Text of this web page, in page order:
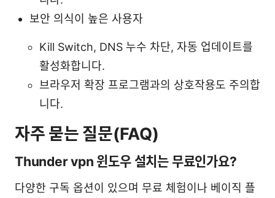
보안 의식이 높은 사용자
Kill Switch, DNS 누수 차단, 자동 업데이트를
활성화합니다.
브라우저 확장 프로그램과의 상호작용도 주의합
니다.
자주 묻는 질문(FAQ)
Thunder vpn 윈도우 설치는 무료인가요?
다양한 구독 옵션이 있으며 무료 체험이나 베이직 플